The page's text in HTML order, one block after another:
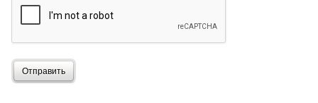
Отправить